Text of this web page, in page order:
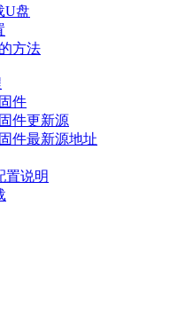
U盘
方法
件
件更新源
件最新源地址
置说明